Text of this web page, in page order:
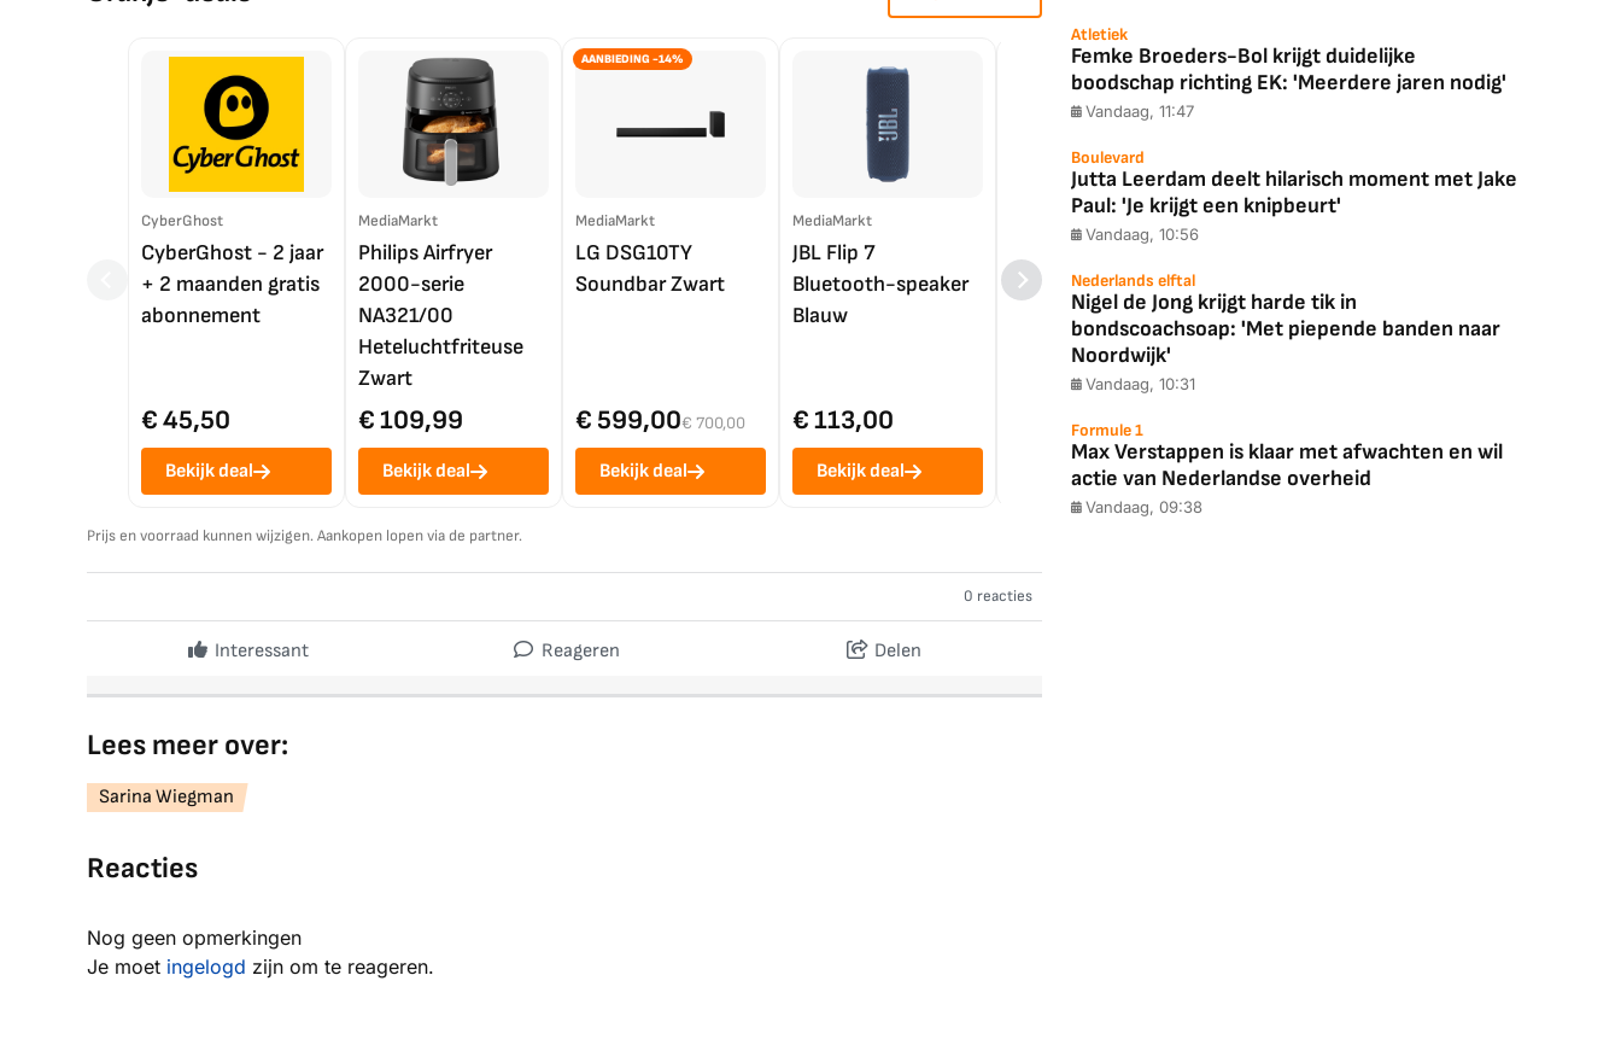
CyberGhost
CyberGhost - 2 jaar
+ 2 maanden gratis
abonnement
€ 45,50
Bekijk deal
MediaMarkt
Philips Airfryer
2000-serie
NA321/00
Heteluchtfriteuse
Zwart
€ 109,99
Bekijk deal
AANBIEDING -14%
MediaMarkt
LG DSG10TY
Soundbar Zwart
€ 599,00€ 700,00
Bekijk deal
MediaMarkt
JBL Flip 7
Bluetooth-speaker
Blauw
€ 113,00
Bekijk deal
4K TV (2025)
€ 1.088,00
Bekijk deal
Coolblue
Bekijk deal
Prijs en voorraad kunnen wijzigen. Aankopen lopen via de partner.
0 reacties
Interessant Reageren Delen
Lees meer over:
Sarina Wiegman
Reacties
Nog geen opmerkingen
Je moet ingelogd zijn om te reageren.
Atletiek
Femke Broeders-Bol krijgt duidelijke
boodschap richting EK: 'Meerdere jaren nodig'
Vandaag, 11:47
Boulevard
Jutta Leerdam deelt hilarisch moment met Jake
Paul: 'Je krijgt een knipbeurt'
Vandaag, 10:56
Nederlands elftal
Nigel de Jong krijgt harde tik in
bondscoachsoap: 'Met piepende banden naar
Noordwijk'
Vandaag, 10:31
Formule 1
Max Verstappen is klaar met afwachten en wil
actie van Nederlandse overheid
Vandaag, 09:38